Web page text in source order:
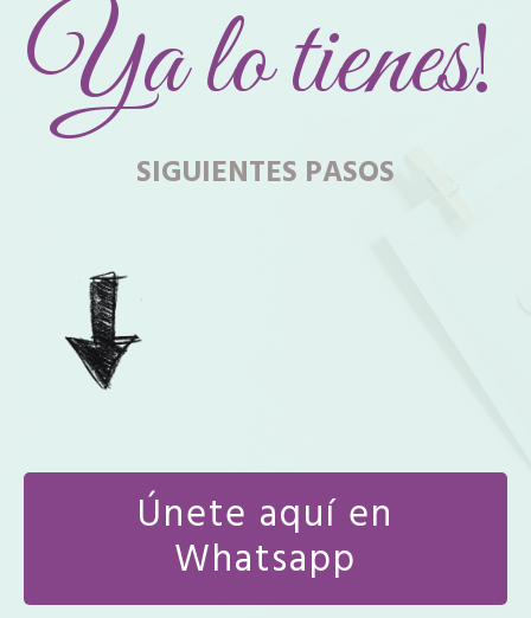
Ya lo tienes!
SIGUIENTES PASOS
Únete aquí en
Whatsapp